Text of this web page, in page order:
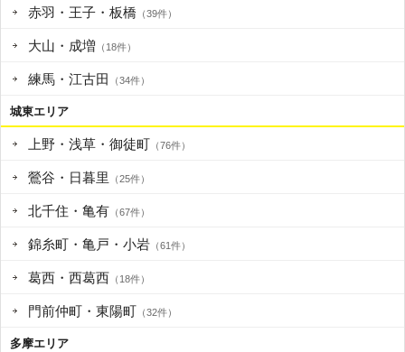
赤羽・王子・板橋 （39件）
大山・成増 （18件）
練馬・江古田 （34件）
城東エリア
上野・浅草・御徒町 （76件）
鶯谷・日暮里 （25件）
北千住・亀有 （67件）
錦糸町・亀戸・小岩 （61件）
葛西・西葛西 （18件）
門前仲町・東陽町 （32件）
多摩エリア